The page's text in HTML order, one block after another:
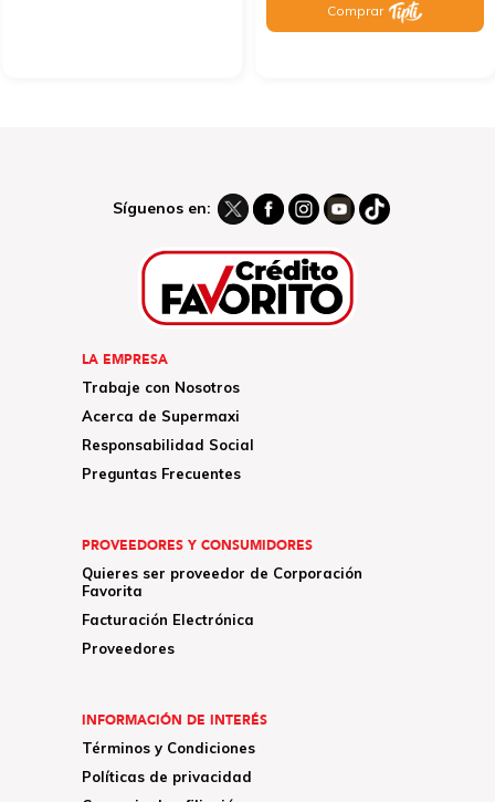
Comprar
Síguenos en:
LA EMPRESA
Trabaje con Nosotros
Acerca de Supermaxi
Responsabilidad Social
Preguntas Frecuentes
PROVEEDORES Y CONSUMIDORES
Quieres ser proveedor de Corporación
Favorita
Facturación Electrónica
Proveedores
INFORMACIÓN DE INTERÉS
Términos y Condiciones
Políticas de privacidad